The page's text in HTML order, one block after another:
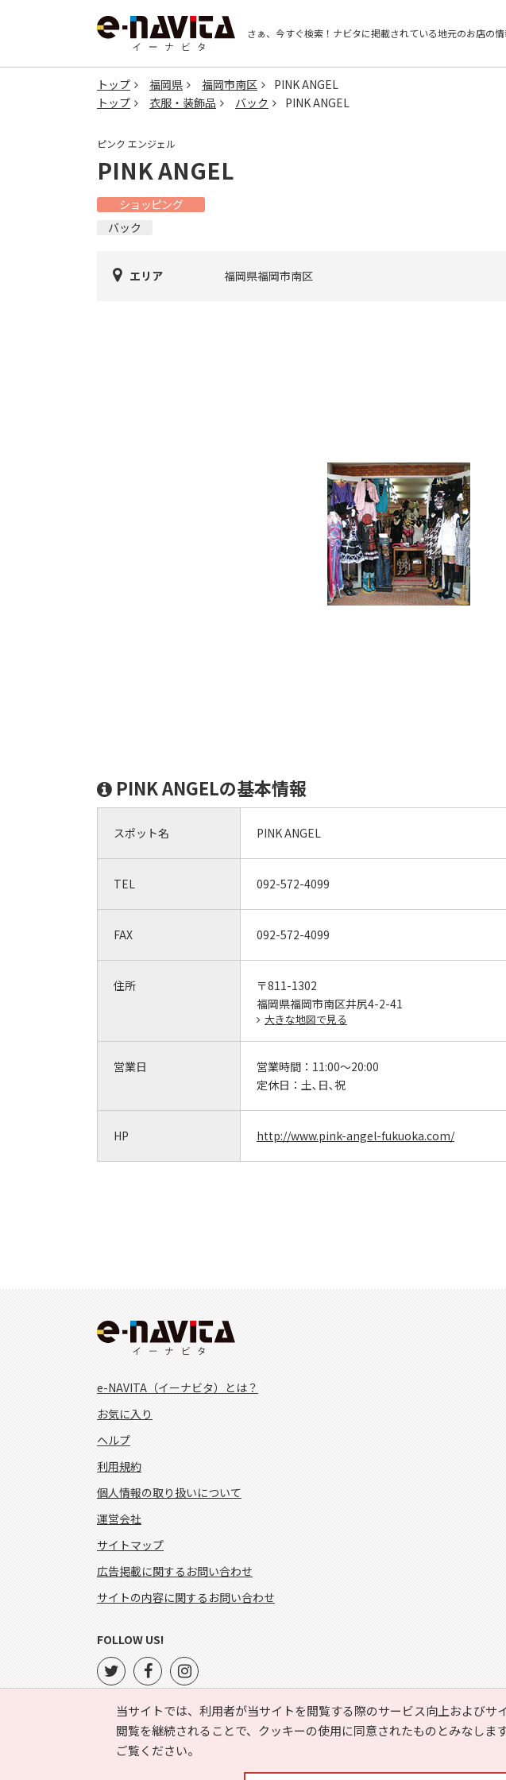
さぁ、今すぐ検索！ ナビタに掲載されている地元のお店の情
トップ 福岡県 福岡市南区
PINK ANGEL
トップ
衣服・装飾品 バック PINK ANGEL
ピンク エンジェル
PINK ANGEL
ショッピング
バック
エリア 福岡県福岡市南区
PINK ANGELの基本情報
スポット名 PINK ANGEL
TEL 092-572-4099
FAX 092-572-4099
住所
〒811-1302
福岡県福岡市南区井尻4-2-41
大きな地図で見る
営業日 営業時間： 11:00～20:00
定休日： 土､日､祝
HP http://www.pink-angel-fukuoka.com/
当サイトでは、利用者が当サイトを閲覧する際のサービス向上および
閲覧を継続されることで、クッキーの使用に同意されたものとみなしま
ご覧ください。
e-NAVITA（イーナビタ）とは？
お気に入り
ヘルプ
利用規約
個人情報の取り扱いについて
運営会社
サイトマップ
広告掲載に関するお問い合わせ
サイトの内容に関するお問い合わせ
FOLLOW US!
Copyright ©